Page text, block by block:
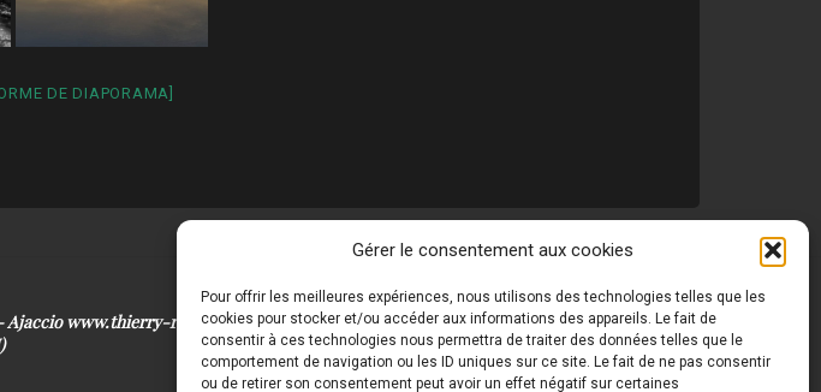
Gérer le consentement aux cookies
Pour offrir les meilleures expériences, nous utilisons des technologies telles que les
cookies pour stocker et/ou accéder aux informations des appareils. Le fait de
consentir à ces technologies nous permettra de traiter des données telles que le
comportement de navigation ou les ID uniques sur ce site. Le fait de ne pas consentir
ou de retirer son consentement peut avoir un effet négatif sur certaines
DE DIAPORAMA]
Ajaccio www.thierry-raynaud.com © Toutes les photos de ce site sont la propriété de